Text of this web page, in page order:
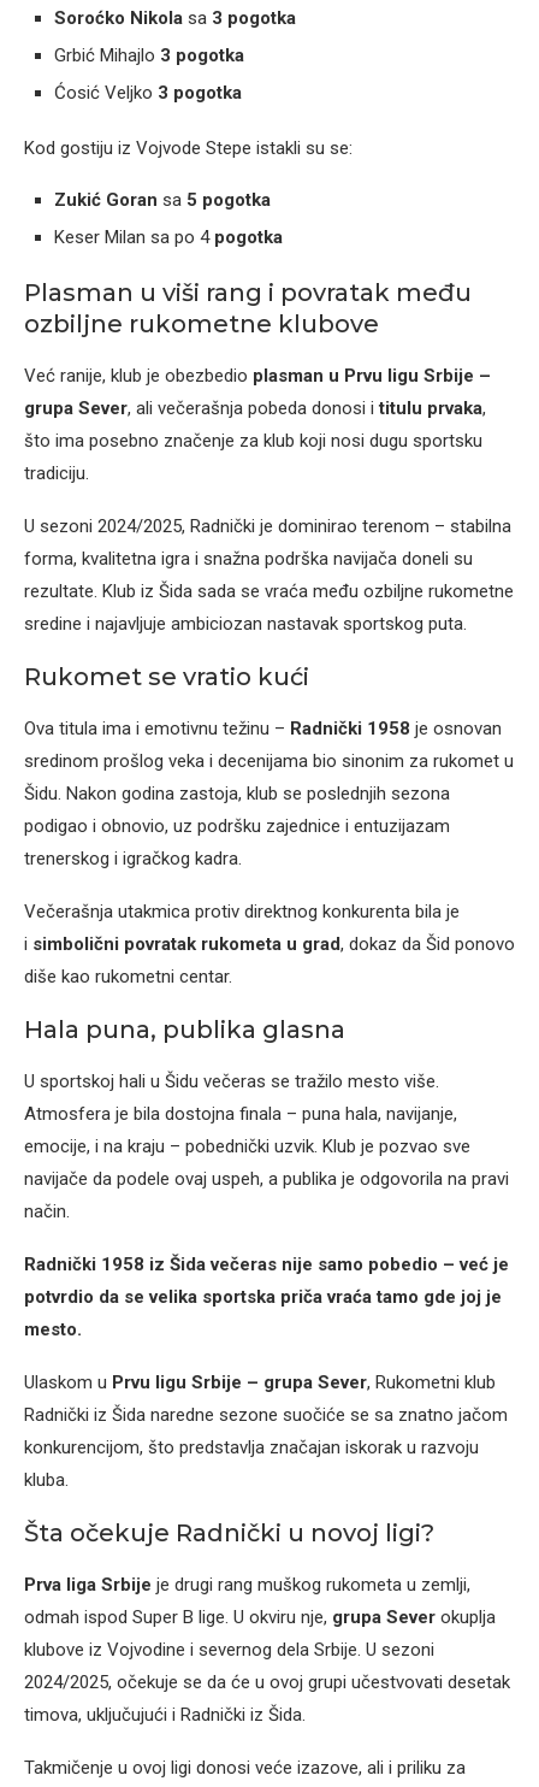
Soroćko Nikola sa 3 pogotka
Grbić Mihajlo 3 pogotka
Ćosić Veljko 3 pogotka
Kod gostiju iz Vojvode Stepe istakli su se:
Zukić Goran sa 5 pogotka
Keser Milan sa po 4pogotka
Plasman u viši rang i povratak među
ozbiljne rukometne klubove
Već ranije, klub je obezbedio plasman u Prvu ligu Srbije –
grupa Sever, ali večerašnja pobeda donosi ititulu prvaka,
što ima posebno značenje za klub koji nosi dugu sportsku
tradiciju.
U sezoni 2024/2025, Radnički je dominirao terenom – stabilna
forma, kvalitetna igra i snažna podrška navijača doneli su
rezultate. Klub iz Šida sada se vraća među ozbiljne rukometne
sredine i najavljuje ambiciozan nastavak sportskog puta.
Rukomet se vratio kući
Ova titula ima i emotivnu težinu – Radnički 1958 je osnovan
sredinom prošlog veka i decenijama bio sinonim za rukomet u
Šidu. Nakon godina zastoja, klub se poslednjih sezona
podigao i obnovio, uz podršku zajednice i entuzijazam
trenerskog i igračkog kadra.
Večerašnja utakmica protiv direktnog konkurenta bila je
i simbolični povratak rukometa u grad, dokaz da Šid ponovo
diše kao rukometni centar.
Hala puna, publika glasna
U sportskoj hali u Šidu večeras se tražilo mesto više.
Atmosfera je bila dostojna finala – puna hala, navijanje,
emocije, i na kraju – pobednički uzvik. Klub je pozvao sve
navijače da podele ovaj uspeh, a publika je odgovorila na pravi
način.
Radnički 1958 iz Šida večeras nije samo pobedio – već je
potvrdio da se velika sportska priča vraća tamo gde joj je
mesto.
Ulaskom u Prvu ligu Srbije – grupa Sever, Rukometni klub
Radnički iz Šida naredne sezone suočiće se sa znatno jačom
konkurencijom, što predstavlja značajan iskorak u razvoju
kluba.
Šta očekuje Radnički u novoj ligi?
Prva liga Srbije je drugi rang muškog rukometa u zemlji,
odmah ispod Super B lige. U okviru nje, grupa Sever okuplja
klubove iz Vojvodine i severnog dela Srbije. U sezoni
2024/2025, očekuje se da će u ovoj grupi učestvovati desetak
timova, uključujući i Radnički iz Šida.
Takmičenje u ovoj ligi donosi veće izazove, ali i priliku za